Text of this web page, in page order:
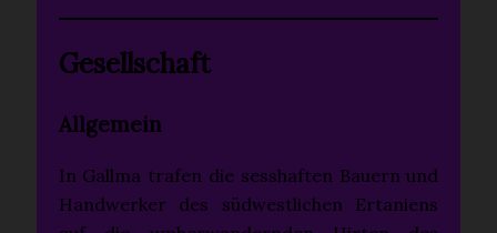
Gesellschaft
Allgemein
In Gallma trafen die sesshaften Bauern und
Handwerker des südwestlichen Ertaniens